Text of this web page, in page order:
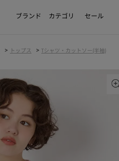
ブランド カテゴリ セール
> トップス > Tシャツ・カットソー(半袖)